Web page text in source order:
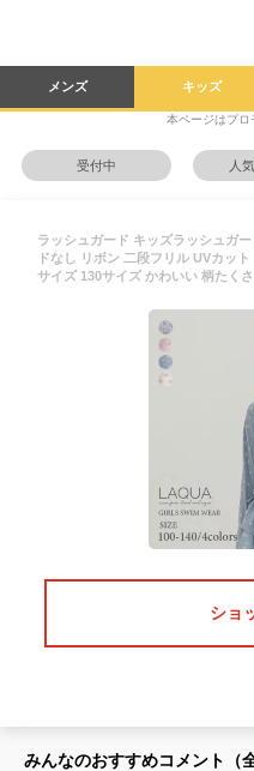
メンズ キッズ
本ページはプロ
受付中 人
ラッシュガード キッズラッシュガ
ドなし リボン 二段フリル UVカ
サイズ 130サイズ かわいい 柄たく
ショ
みんなのおすすめコメント（